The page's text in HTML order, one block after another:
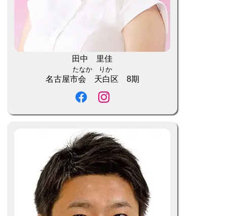
田中 里佳
たなか りか
名古屋市会 天白区 8期